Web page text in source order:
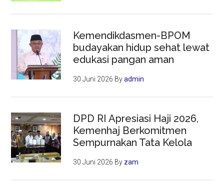
Kemendikdasmen-BPOM
budayakan hidup sehat lewat
edukasi pangan aman
30 Juni 2026 Byadmin
DPD RI Apresiasi Haji 2026,
Kemenhaj Berkomitmen
Sempurnakan Tata Kelola
30 Juni 2026 By zam